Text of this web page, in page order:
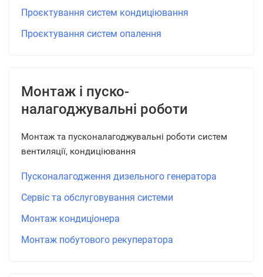
Проєктування систем кондиціювання
Проєктування систем опалення
Монтаж і пуско-
налагоджувальні роботи
Монтаж та пусконалагоджувальні роботи систем
вентиляції, кондиціювання
Пусконалагодження дизельного генератора
Сервіс та обслуговування системи
Монтаж кондиціонера
Монтаж побутового рекуператора